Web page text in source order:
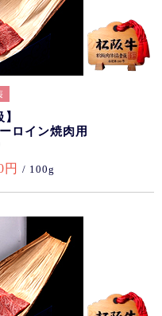
ロイン焼肉用
円 / 100g